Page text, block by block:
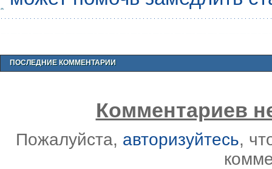
ПОСЛЕДНИЕ КОММЕНТАРИИ
Комментариев
Пожалуйста, авторизуйтесь,